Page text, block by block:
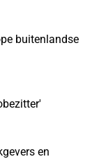
buitenlandse
en